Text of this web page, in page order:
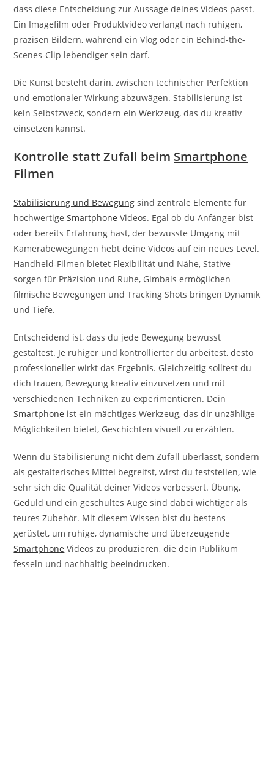
dass diese Entscheidung zur Aussage deines Videos passt.
Ein Imagefilm oder Produktvideo verlangt nach ruhigen,
präzisen Bildern, während ein Vlog oder ein Behind-the-
Scenes-Clip lebendiger sein darf.
Die Kunst besteht darin, zwischen technischer Perfektion
und emotionaler Wirkung abzuwägen. Stabilisierung ist
kein Selbstzweck, sondern ein Werkzeug, das du kreativ
einsetzen kannst.
Kontrolle statt Zufall beim Smartphone
Filmen
Stabilisierung und Bewegung sind zentrale Elemente für
hochwertigeSmartphone Videos. Egal ob du Anfänger bist
oder bereits Erfahrung hast, der bewusste Umgang mit
Kamerabewegungen hebt deine Videos auf ein neues Level.
Handheld-Filmen bietet Flexibilität und Nähe, Stative
sorgen für Präzision und Ruhe, Gimbals ermöglichen
filmische Bewegungen und Tracking Shots bringen Dynamik
und Tiefe.
Entscheidend ist, dass du jede Bewegung bewusst
gestaltest. Je ruhiger und kontrollierter du arbeitest, desto
professioneller wirkt das Ergebnis. Gleichzeitig solltest du
dich trauen, Bewegung kreativ einzusetzen und mit
verschiedenen Techniken zu experimentieren. Dein
Smartphone ist ein mächtiges Werkzeug, das dir unzählige
Möglichkeiten bietet, Geschichten visuell zu erzählen.
Wenn du Stabilisierung nicht dem Zufall überlässt, sondern
als gestalterisches Mittel begreifst, wirst du feststellen, wie
sehr sich die Qualität deiner Videos verbessert. Übung,
Geduld und ein geschultes Auge sind dabei wichtiger als
teures Zubehör. Mit diesem Wissen bist du bestens
gerüstet, um ruhige, dynamische und überzeugende
Smartphone Videos zu produzieren, die dein Publikum
fesseln und nachhaltig beeindrucken.